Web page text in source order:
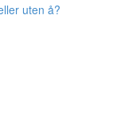
uten å?